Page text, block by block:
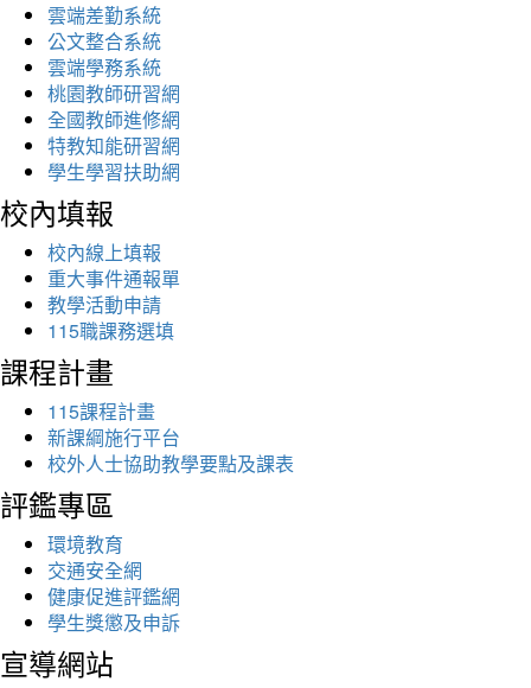
雲端差勤系統
公文整合系統
雲端學務系統
桃園教師研習網
全國教師進修網
特教知能研習網
學生學習扶助網
校內填報
校內線上填報
重大事件通報單
教學活動申請
115職課務選填
課程計畫
115課程計畫
新課綱施行平台
校外人士協助教學要點及課表
評鑑專區
環境教育
交通安全網
健康促進評鑑網
學生獎懲及申訴
宣導網站